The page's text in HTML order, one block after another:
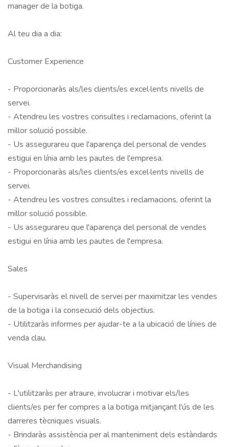
manager de la botiga.
Al teu dia a dia:
Customer Experience
- Proporcionaràs als/les clients/es excel·lents nivells de
servei.
- Atendreu les vostres consultes i reclamacions, oferint la
millor solució possible.
- Us assegurareu que l'aparença del personal de vendes
estigui en línia amb les pautes de l'empresa.
- Proporcionaràs als/les clients/es excel·lents nivells de
servei.
- Atendreu les vostres consultes i reclamacions, oferint la
millor solució possible.
- Us assegurareu que l'aparença del personal de vendes
estigui en línia amb les pautes de l'empresa.
Sales
- Supervisaràs el nivell de servei per maximitzar les vendes
de la botiga i la consecució dels objectius.
- Utilitzaràs informes per ajudar-te a la ubicació de línies de
venda clau.
Visual Merchandising
- L'utilitzaràs per atraure, involucrar i motivar els/les
clients/es per fer compres a la botiga mitjançant l'ús de les
darreres tècniques visuals.
- Brindaràs assistència per al manteniment dels estàndards